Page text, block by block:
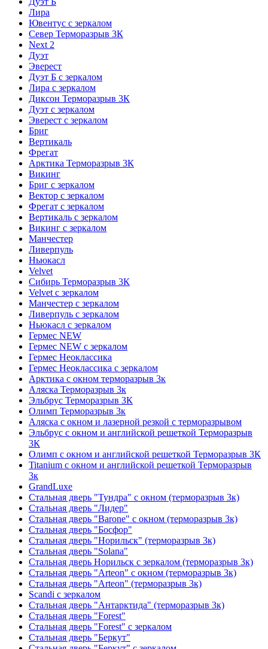
Лира
Ювентус с зеркалом
Север Терморазрыв 3К
Next 2
Дуэт
Эверест
Дуэт Б с зеркалом
Лира с зеркалом
Диксон Терморазрыв 3К
Дуэт с зеркалом
Эверест с зеркалом
Бриг
Вертикаль
Фрегат
Арктика Терморазрыв 3К
Викинг
Бриг с зеркалом
Вектор с зеркалом
Фрегат с зеркалом
Вертикаль с зеркалом
Викинг с зеркалом
Манчестер
Ливерпуль
Ньюкасл
Velvet
Сибирь Терморазрыв 3К
Velvet с зеркалом
Манчестер с зеркалом
Ливерпуль с зеркалом
Ньюкасл с зеркалом
Гермес NEW
Гермес NEW с зеркалом
Гермес Неоклассика
Гермес Неоклассика с зеркалом
Арктика с окном терморазрыв 3к
Аляска Терморазрыв 3к
Эльбрус Терморазрыв 3К
Олимп Терморазрыв 3к
Аляска с окном и лазерной резкой с терморазрывом
Эльбрус с окном и английской решеткой Терморазрыв
3К
Олимп с окном и английской решеткой Терморазрыв 3К
Titanium с окном и английской решеткой Терморазрыв
3к
GrandLuxe
Стальная дверь "Тундра" с окном (терморазрыв 3к)
Стальная дверь "Лидер"
Стальная дверь "Barone" с окном (терморазрыв 3к)
Стальная дверь "Босфор"
Стальная дверь "Норильск" (терморазрыв 3к)
Стальная дверь "Solana"
Стальная дверь Норильск с зеркалом (терморазрыв 3к)
Стальная дверь "Arteon" с окном (терморазрыв 3к)
Стальная дверь "Arteon" (терморазрыв 3к)
Scandi с зеркалом
Стальная дверь "Антарктида" (терморазрыв 3к)
Стальная дверь "Forest"
Стальная дверь "Forest" с зеркалом
Стальная дверь "Беркут"